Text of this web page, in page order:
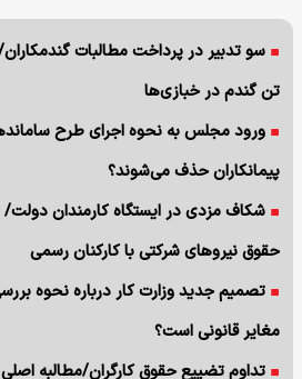
سو تدبیر در پرداخت مطالبات
تن گندم در خبازی‌ها
ورود مجلس به نحوه اجرای طرح
پیمانکاران حذف می‌شوند؟
حقوق نیروهای شرکتی با کارکنان رسمی
تصمیم جدید وزارت کار درباره نحوه
مغایر قانونی است؟
تداوم تضییع حقوق کارگران/مطالبه